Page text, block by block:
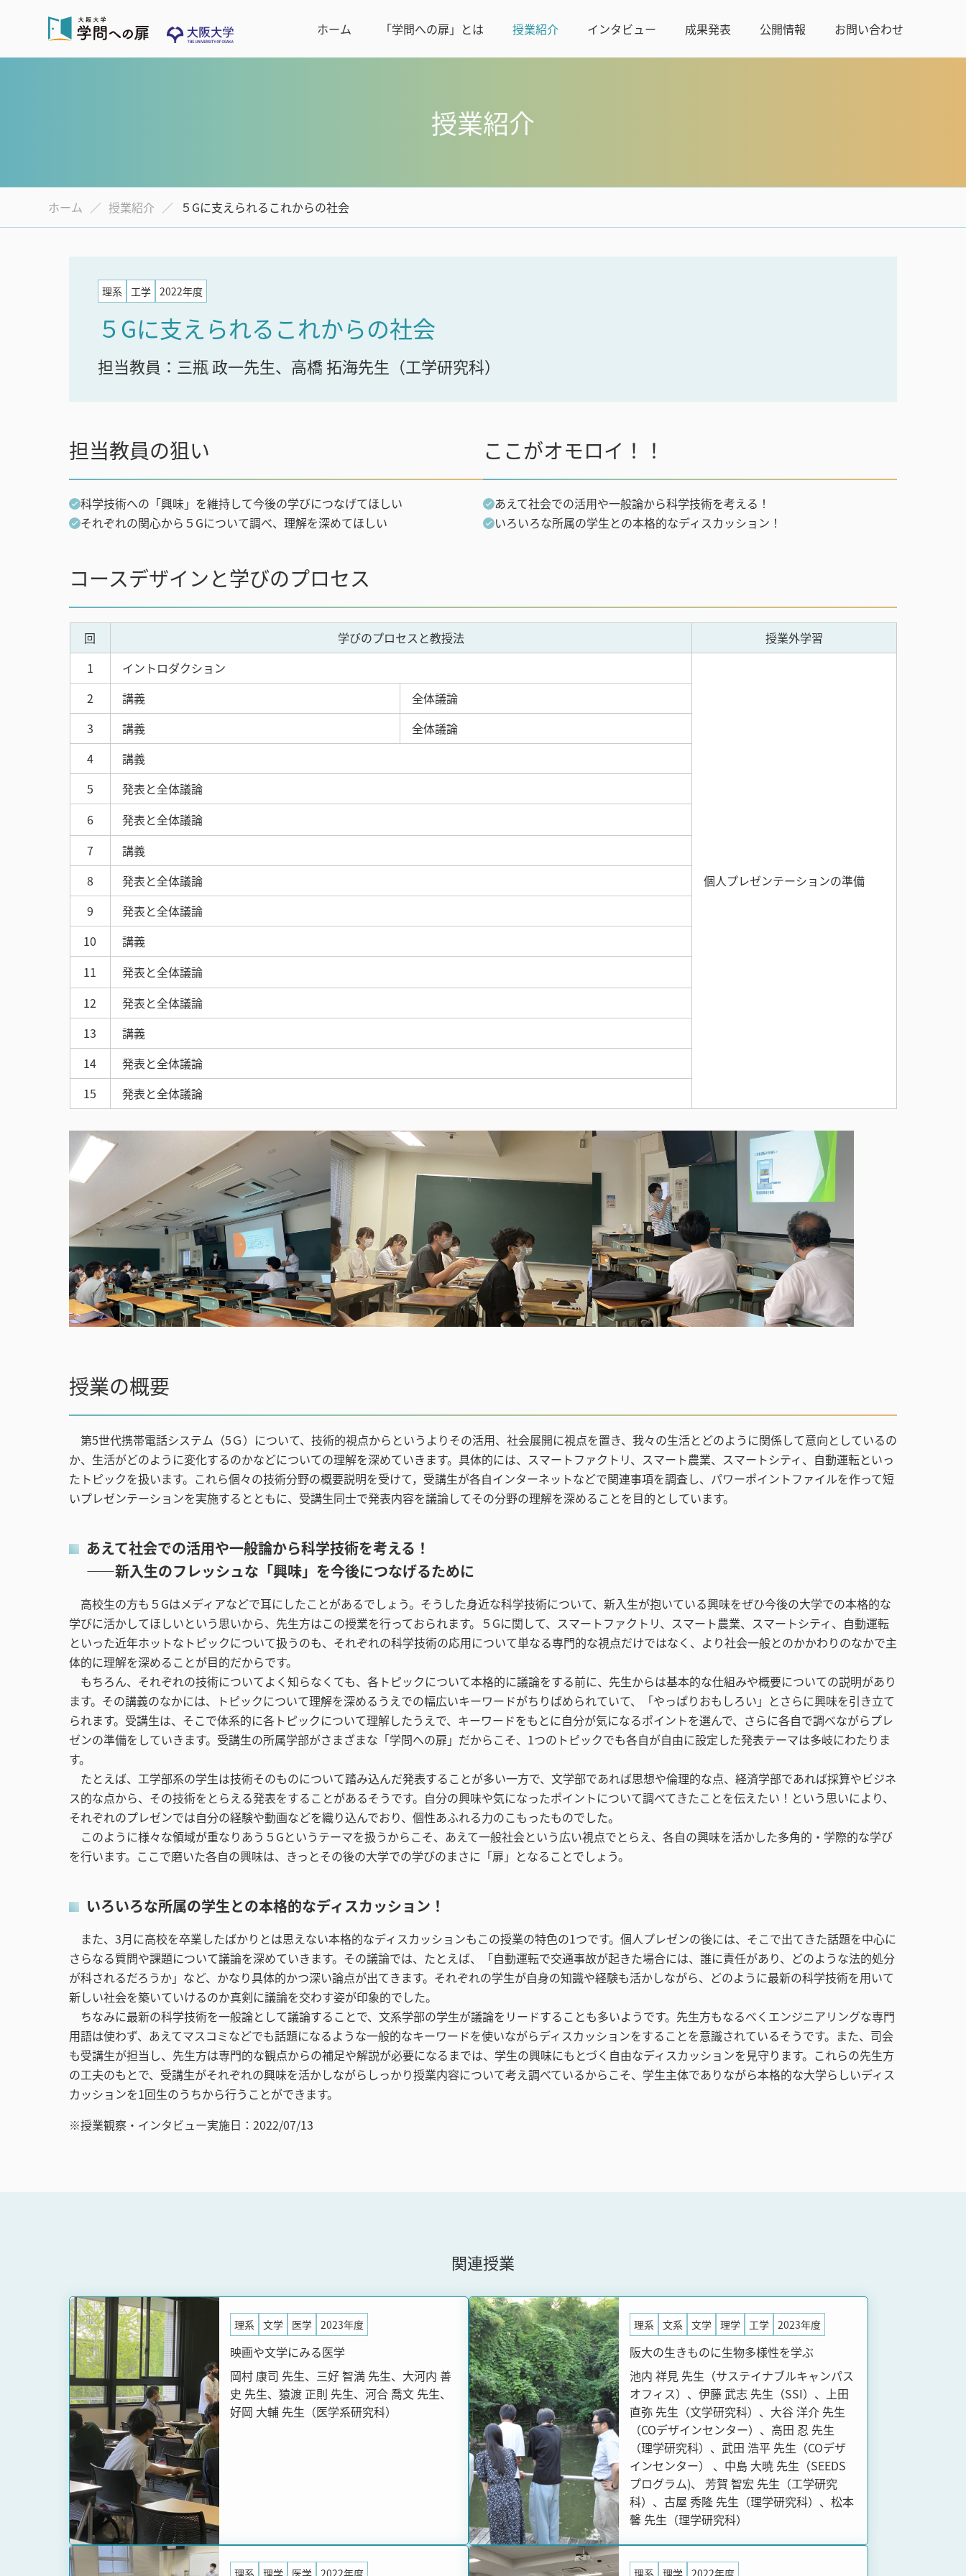
ホーム 「学問への扉」とは 授業紹介 インタビュー 成果発表 公開情報 お問い合わせ
授業紹介
ホーム 授業紹介 ５Gに支えられるこれからの社会
理系 工学 2022年度
５Gに支えられるこれからの社会
担当教員：三瓶 政一先生、高橋 拓海先生（工学研究科）
担当教員の狙い
科学技術への「興味」を維持して今後の学びにつなげてほしい
それぞれの関心から５Gについて調べ、理解を深めてほしい
ここがオモロイ！！
あえて社会での活用や一般論から科学技術を考える！
いろいろな所属の学生との本格的なディスカッション！
コースデザインと学びのプロセス
回 学びのプロセスと教授法
授業外学習
1
イントロダクション
個人プレゼンテーションの準備
2 講義
全体議論
3
講義
全体議論
4
講義
5
発表と全体議論
6
発表と全体議論
7
講義
8
発表と全体議論
9
発表と全体議論
10
講義
11
発表と全体議論
12
発表と全体議論
13
講義
14
発表と全体議論
15
発表と全体議論
授業の概要
第5世代携帯電話システム（5Ｇ）について、技術的視点からというよりその活用、社会展開に視点を置き、我々の生活とどのように関係して意向としているの
か、生活がどのように変化するのかなどについての理解を深めていきます。具体的には、スマートファクトリ、スマート農業、スマートシティ、自動運転といっ
たトピックを扱います。これら個々の技術分野の概要説明を受けて，受講生が各自インターネットなどで関連事項を調査し、パワーポイントファイルを作って短
いプレゼンテーションを実施するとともに、受講生同士で発表内容を議論してその分野の理解を深めることを目的としています。
あえて社会での活用や一般論から科学技術を考える！
――新入生のフレッシュな「興味」を今後につなげるために
高校生の方も５Gはメディアなどで耳にしたことがあるでしょう。そうした身近な科学技術について、新入生が抱いている興味をぜひ今後の大学での本格的な
学びに活かしてほしいという思いから、先生方はこの授業を行っておられます。５Gに関して、スマートファクトリ、スマート農業、スマートシティ、自動運転
といった近年ホットなトピックについて扱うのも、それぞれの科学技術の応用について単なる専門的な視点だけではなく、より社会一般とのかかわりのなかで主
体的に理解を深めることが目的だからです。
もちろん、それぞれの技術についてよく知らなくても、各トピックについて本格的に議論をする前に、先生からは基本的な仕組みや概要についての説明があり
ます。その講義のなかには、トピックについて理解を深めるうえでの幅広いキーワードがちりばめられていて、「やっぱりおもしろい」とさらに興味を引き立て
られます。受講生は、そこで体系的に各トピックについて理解したうえで、キーワードをもとに自分が気になるポイントを選んで、さらに各自で調べながらプレ
ゼンの準備をしていきます。受講生の所属学部がさまざまな「学問への扉」だからこそ、1つのトピックでも各自が自由に設定した発表テーマは多岐にわたりま
す。
たとえば、工学部系の学生は技術そのものについて踏み込んだ発表することが多い一方で、文学部であれば思想や倫理的な点、経済学部であれば採算やビジネ
ス的な点から、その技術をとらえる発表をすることがあるそうです。自分の興味や気になったポイントについて調べてきたことを伝えたい！という思いにより、
それぞれのプレゼンでは自分の経験や動画などを織り込んでおり、個性あふれる力のこもったものでした。
このように様々な領域が重なりあう５Gというテーマを扱うからこそ、あえて一般社会という広い視点でとらえ、各自の興味を活かした多角的・学際的な学び
を行います。ここで磨いた各自の興味は、きっとその後の大学での学びのまさに「扉」となることでしょう。
いろいろな所属の学生との本格的なディスカッション！
また、3月に高校を卒業したばかりとは思えない本格的なディスカッションもこの授業の特色の1つです。個人プレゼンの後には、そこで出てきた話題を中心に
さらなる質問や課題について議論を深めていきます。その議論では、たとえば、「自動運転で交通事故が起きた場合には、誰に責任があり、どのような法的処分
が科されるだろうか」など、かなり具体的かつ深い論点が出てきます。それぞれの学生が自身の知識や経験も活かしながら、どのように最新の科学技術を用いて
新しい社会を築いていけるのか真剣に議論を交わす姿が印象的でした。
ちなみに最新の科学技術を一般論として議論することで、文系学部の学生が議論をリードすることも多いようです。先生方もなるべくエンジニアリングな専門
用語は使わず、あえてマスコミなどでも話題になるような一般的なキーワードを使いながらディスカッションをすることを意識されているそうです。また、司会
も受講生が担当し、先生方は専門的な観点からの補足や解説が必要になるまでは、学生の興味にもとづく自由なディスカッションを見守ります。これらの先生方
の工夫のもとで、受講生がそれぞれの興味を活かしながらしっかり授業内容について考え調べているからこそ、学生主体でありながら本格的な大学らしいディス
カッションを1回生のうちから行うことができます。
※授業観察・インタビュー実施日：2022/07/13
関連授業
理系 文学 医学 2023年度
映画や文学にみる医学
岡村 康司 先生、三好 智満 先生、大河内 善
史 先生、猿渡 正則 先生、河合 喬文 先生、
好岡 大輔 先生（医学系研究科）
理系 文系 文学 理学 工学 2023年度
阪大の生きものに生物多様性を学ぶ
池内 祥見 先生（サステイナブルキャンパス
オフィス）、伊藤 武志 先生（SSI）、上田
直弥 先生（文学研究科）、大谷 洋介 先生
（COデザインセンター）、高田 忍 先生
（理学研究科）、武田 浩平 先生（COデザ
インセンター） 、中島 大暁 先生（SEEDS
プログラム)、 芳賀 智宏 先生（工学研究
科）、古屋 秀隆 先生（理学研究科）、松本
馨 先生（理学研究科）